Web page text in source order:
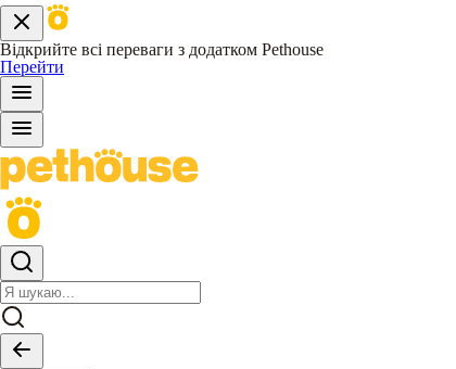
Відкрийте всі переваги з додатком Pethouse
Перейти